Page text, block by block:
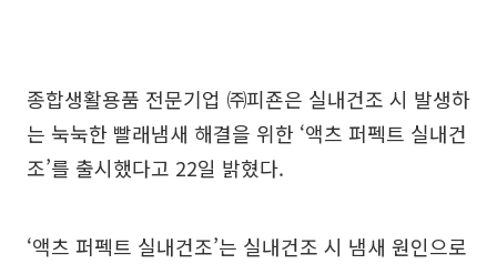
종합생활용품 전문기업 ㈜피죤은 실내건조 시 발생하
는 눅눅한 빨래냄새 해결을 위한 ‘액츠 퍼펙트 실내건
조’를 출시했다고 22일 밝혔다.
‘액츠 퍼펙트 실내건조’는 실내건조 시 냄새 원인으로